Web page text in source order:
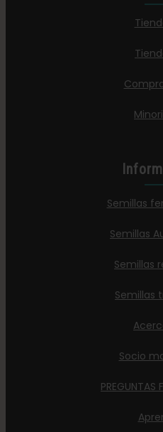
Semillas
Semillas
Semillas
Semillas
Socio
PREGUNTAS